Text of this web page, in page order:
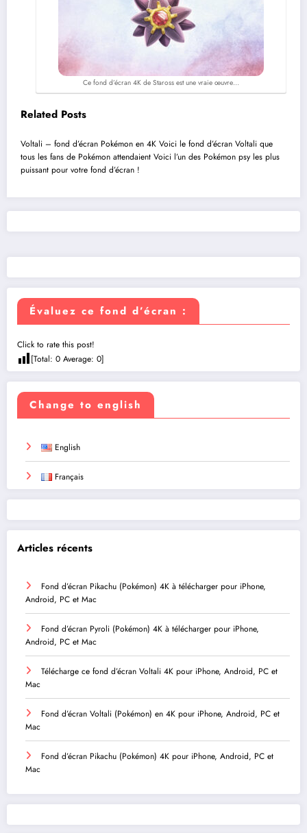
Ce fond d’écran 4K de Staross est une vraie œuvre…
Related Posts
Voltali – fond d’écran Pokémon en 4K Voici le fond d’écran Voltali que
tous les fans de Pokémon attendaient Voici l’un des Pokémon psy les plus
puissant pour votre fond d’écran !
Évaluez ce fond d’écran :
Click to rate this post!
[Total: 0 Average: 0]
Change to english
English
Français
Articles récents
Fond d’écran Pikachu (Pokémon) 4K à télécharger pour iPhone,
Android, PC et Mac
Fond d’écran Pyroli (Pokémon) 4K à télécharger pour iPhone,
Android, PC et Mac
Télécharge ce fond d’écran Voltali 4K pour iPhone, Android, PC et
Mac
Fond d’écran Voltali (Pokémon) en 4K pour iPhone, Android, PC et
Mac
Fond d’écran Pikachu (Pokémon) 4K pour iPhone, Android, PC et
Mac